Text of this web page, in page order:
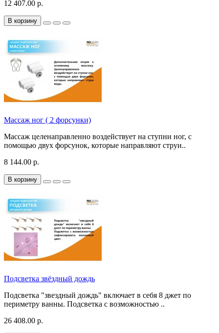
12 407.00 р.
В корзину
Массаж ног ( 2 форсунки)
Массаж целенаправленно воздействует на ступни ног, с
помощью двух форсунок, которые направляют струи..
8 144.00 р.
В корзину
Подсветка звёздный дождь
Подсветка "звездный дождь" включает в себя 8 джет по
периметру ванны. Подсветка с возможностью ..
26 408.00 р.